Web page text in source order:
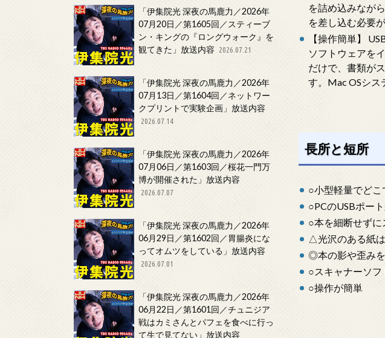
を詰め込みなが
を差し込む必要
【操作簡単】
ソフトウェアを
だけで、書類が
す。Mac OSシス
長所と短所
○小型軽量でどこ
○PCのUSBポー
○本を細断せずに
△光沢のある紙
◎本の影や歪み
○スキャナーソ
○操作が簡単
「伊集院光 深夜の馬鹿力／2026年
07月20日／第1605回／スティーブ
ン・キングの『ロングウォーク』を
観てきた」放送内容
2026.07.21
「伊集院光 深夜の馬鹿力／2026年
07月13日／第1604回／ネットワー
クプリントで実験企画」放送内容
2026.07.14
「伊集院光 深夜の馬鹿力／2026年
07月06日／第1603回／桜花一門万
博が開催された」放送内容
2026.07.07
「伊集院光 深夜の馬鹿力／2026年
06月29日／第1602回／胃腸炎にな
ってオムツをしている」放送内容
2026.07.01
「伊集院光 深夜の馬鹿力／2026年
06月22日／第1601回／チュニジア
戦はカミさんとパフェを食べに行っ
て生で見てない」放送内容